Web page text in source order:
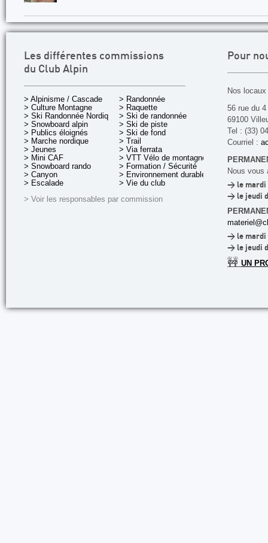
Les différentes commissions
du Club Alpin
> Alpinisme / Cascade
> Culture Montagne
> Ski Randonnée Nordique
> Snowboard alpin
> Publics éloignés
> Marche nordique
> Jeunes
> Mini CAF
> Snowboard rando
> Canyon
> Escalade
> Randonnée
> Raquette
> Ski de randonnée
> Ski de piste
> Ski de fond
> Trail
> Via ferrata
> VTT Vélo de montagne
> Formation / Sécurité
> Environnement durable
> Vie du club
> Voir les responsables par commission
Pour
Nos
56 rue du
69100
Tel : (33)
Courriel :
Nous vous
> le mardi
> le jeudi
> le mardi
> le jeudi
🚧 UN